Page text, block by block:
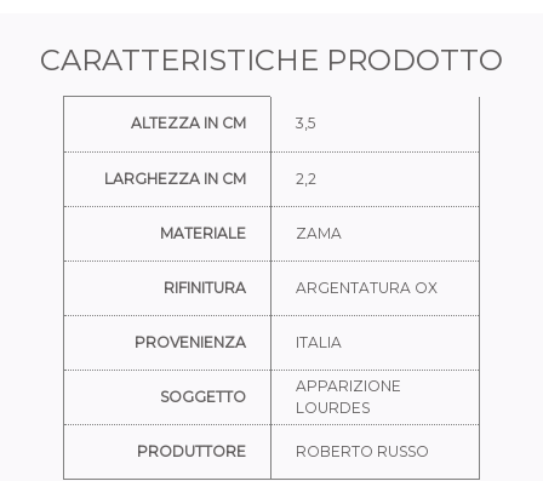
CARATTERISTICHE PRODOTTO
ALTEZZA IN CM 3,5
LARGHEZZA IN CM 2,2
MATERIALE ZAMA
RIFINITURA ARGENTATURA OX
PROVENIENZA ITALIA
SOGGETTO
APPARIZIONE
LOURDES
PRODUTTORE ROBERTO RUSSO